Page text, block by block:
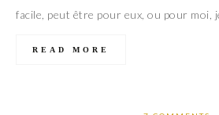
facile, peut être pour eux, ou pour moi,
READ MORE